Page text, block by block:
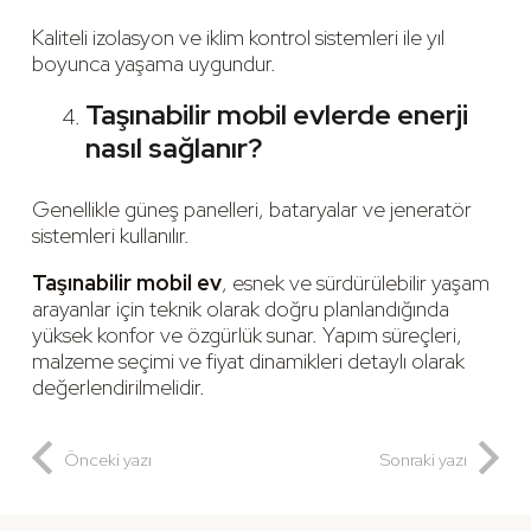
Kaliteli izolasyon ve iklim kontrol sistemleri ile yıl
boyunca yaşama uygundur.
Taşınabilir mobil evlerde enerji
nasıl sağlanır?
Genellikle güneş panelleri, bataryalar ve jeneratör
sistemleri kullanılır.
Taşınabilir mobil ev, esnek ve sürdürülebilir yaşam
arayanlar için teknik olarak doğru planlandığında
yüksek konfor ve özgürlük sunar. Yapım süreçleri,
malzeme seçimi ve fiyat dinamikleri detaylı olarak
değerlendirilmelidir.
Önceki yazı Sonraki yazı